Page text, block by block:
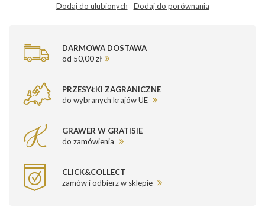
Dodaj do ulubionych Dodaj do porównania
DARMOWA DOSTAWA
od 50,00 zł
PRZESYŁKI ZAGRANICZNE
do wybranych krajów UE
GRAWER W GRATISIE
do zamówienia
CLICK&COLLECT
zamów i odbierz w sklepie